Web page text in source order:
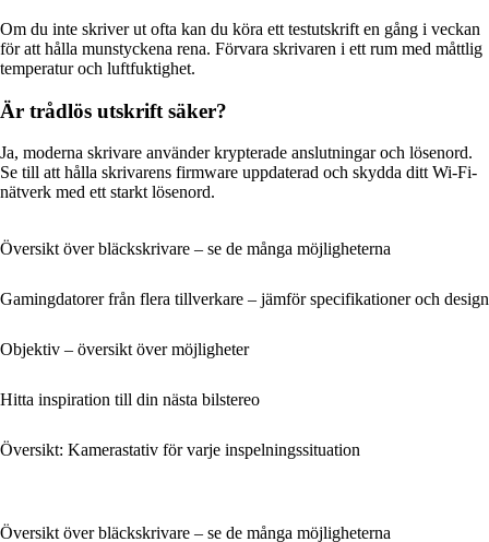
Om du inte skriver ut ofta kan du köra ett testutskrift en gång i veckan
för att hålla munstyckena rena. Förvara skrivaren i ett rum med måttlig
temperatur och luftfuktighet.
Är trådlös utskrift säker?
Ja, moderna skrivare använder krypterade anslutningar och lösenord.
Se till att hålla skrivarens firmware uppdaterad och skydda ditt Wi-Fi-
nätverk med ett starkt lösenord.
Översikt över bläckskrivare – se de många möjligheterna
Gamingdatorer från flera tillverkare – jämför specifikationer och design
Objektiv – översikt över möjligheter
Hitta inspiration till din nästa bilstereo
Översikt: Kamerastativ för varje inspelningssituation
Översikt över bläckskrivare – se de många möjligheterna